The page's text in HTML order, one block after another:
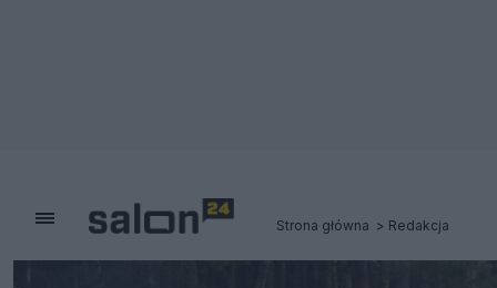
Strona główna Redakcja